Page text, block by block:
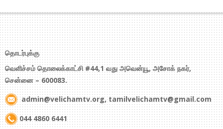
தொடர்புக்கு
வெளிச்சம் தொலைக்காட்சி #44,1 வது அவென்யூ, அசோக் நகர்,
சென்னை – 600083.
admin@velichamtv.org, tamilvelichamtv@gmail.com
044 4860 6441